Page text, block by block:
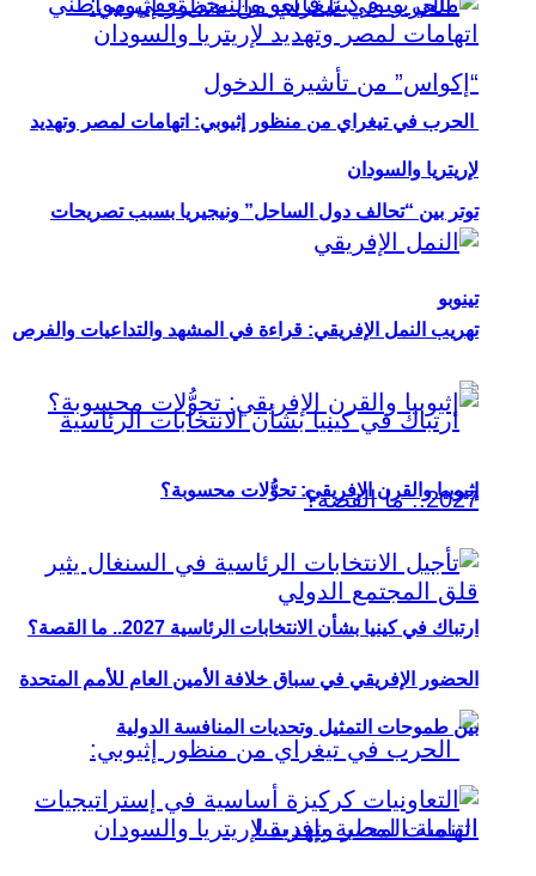
توتر بين “تحالف دول الساحل” ونيجيريا بسبب تصريحات
تينوبو
ارتباك في كينيا بشأن الانتخابات الرئاسية 2027.. ما القصة؟
الحرب في تيغراي من منظور إثيوبي: اتهامات لمصر وتهديد
لإريتريا والسودان
تهريب النمل الإفريقي: قراءة في المشهد والتداعيات والفرص
إثيوبيا والقرن الإفريقي: تحوُّلات محسوبة؟
الحضور الإفريقي في سباق خلافة الأمين العام للأمم المتحدة
بين طموحات التمثيل وتحديات المنافسة الدولية